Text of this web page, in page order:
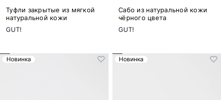
Туфли закрытые из мягкой
натуральной кожи
GUT!
Сабо из натуральной кожи
чёрного цвета
GUT!
Новинка Новинка